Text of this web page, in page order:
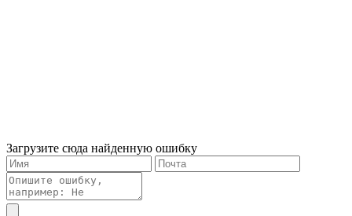
Загрузите сюда найденную ошибку